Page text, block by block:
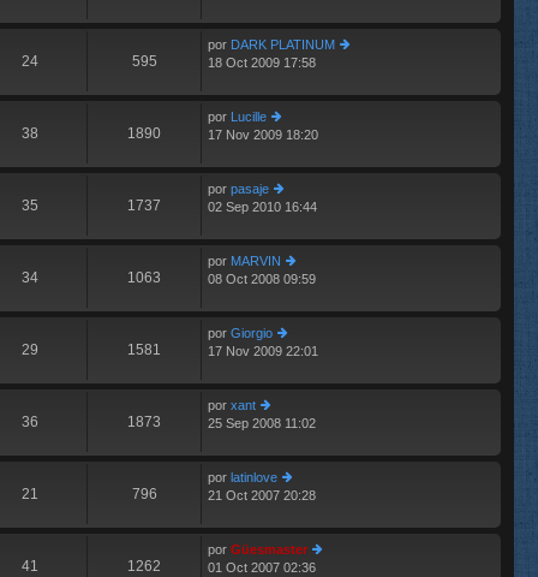
n
s
aj
im
o
m
n
s
aj
24 595
por DARK PLATINUM
im
n
18 Oct 2009 17:58
38 1890
por Lucille
er
im
o
m
n
s
aj
17 Nov 2009 18:20
35 1737
por pasaje
er
im
o
m
n
s
aj
02 Sep 2010 16:44
34 1063
por MARVIN
er
im
o
m
n
aj
08 Oct 2008 09:59
29 1581
por Giorgio
er
im
m
n
s
aj
17 Nov 2009 22:01
36 1873
por xant
er
im
o
m
n
s
aj
25 Sep 2008 11:02
21 796
por latinlove
er
im
o
m
21 Oct 2007 20:28
41 1262
por Güesmaster
er
01 Oct 2007 02:36